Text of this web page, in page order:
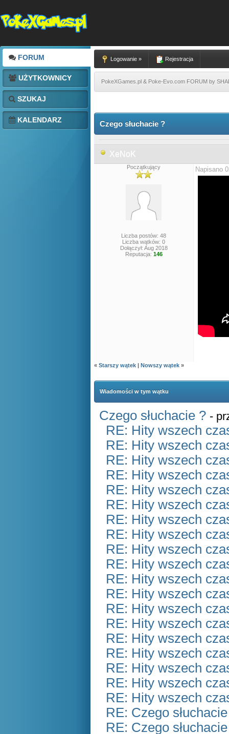
FORUM
UŻYTKOWNICY
SZUKAJ
KALENDARZ
Logowanie » Rejestracja
PokeXGames.pl & Poke-Evo.com FORUM by
Czego słuchacie ?
XeNoK
Początkujący
Liczba postów: 48
Liczba wątków: 0
Dołączył: Aug 2018
Reputacja: 146
Napisano
« Starszy wątek | Nowszy wątek »
Wiadomości w tym wątku
Czego słuchacie ? -
RE: Hity wszech
RE: Hity wszech
RE: Hity wszech
RE: Hity wszech
RE: Hity wszech
RE: Hity wszech
RE: Hity wszech
RE: Hity wszech
RE: Hity wszech
RE: Hity wszech
RE: Hity wszech
RE: Hity wszech
RE: Hity wszech
RE: Hity wszech
RE: Hity wszech
RE: Hity wszech
RE: Hity wszech
RE: Hity wszech
RE: Hity wszech
RE: Czego
RE: Czego